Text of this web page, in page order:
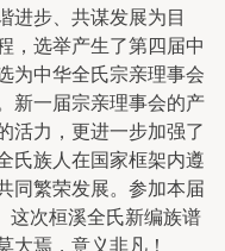
进步、共谋发展为目
，选举产生了第四届中
为中华全氏宗亲理事会
新一届宗亲理事会的产
活力，更进一步加强了
氏族人在国家框架内遵
同繁荣发展。参加本届
这次桓溪全氏新编族谱
大焉，意义非凡！